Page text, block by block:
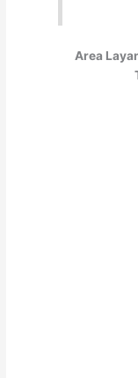
Area